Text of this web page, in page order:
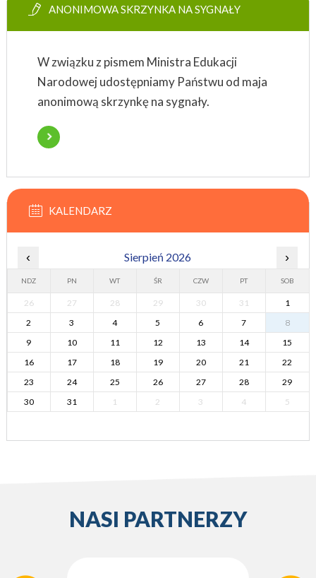
ANONIMOWA SKRZYNKA NA SYGNAŁY
W związku z pismem Ministra Edukacji
Narodowej udostępniamy Państwu od maja
anonimową skrzynkę na sygnały.
KALENDARZ
‹ Sierpień 2026 ›
NDZ PN WT ŚR CZW PT SOB
26 27 28 29 30 31
1
2
3 4 5 6 7
8
9
10 11 12 13 14
15
16
17 18 19 20 21
22
23
24 25 26 27 28
29
30
31 1 2 3 4 5
NASI PARTNERZY